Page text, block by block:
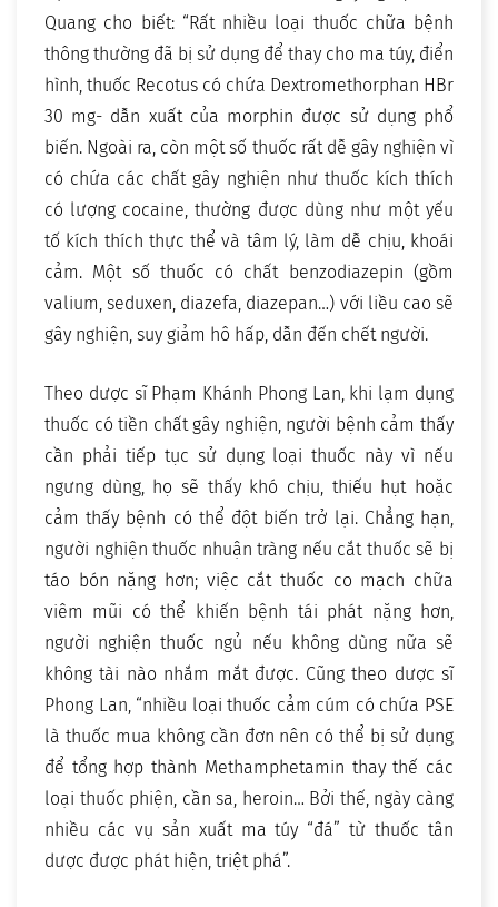
Quang cho biết: “Rất nhiều loại thuốc chữa bệnh
thông thường đã bị sử dụng để thay cho ma túy, điển
hình, thuốc Recotus có chứa Dextromethorphan HBr
30 mg- dẫn xuất của morphin được sử dụng phổ
biến. Ngoài ra, còn một số thuốc rất dễ gây nghiện vì
có chứa các chất gây nghiện như thuốc kích thích
có lượng cocaine, thường được dùng như một yếu
tố kích thích thực thể và tâm lý, làm dễ chịu, khoái
cảm. Một số thuốc có chất benzodiazepin (gồm
valium, seduxen, diazefa, diazepan…) với liều cao sẽ
gây nghiện, suy giảm hô hấp, dẫn đến chết người.
Theo dược sĩ Phạm Khánh Phong Lan, khi lạm dụng
thuốc có tiền chất gây nghiện, người bệnh cảm thấy
cần phải tiếp tục sử dụng loại thuốc này vì nếu
ngưng dùng, họ sẽ thấy khó chịu, thiếu hụt hoặc
cảm thấy bệnh có thể đột biến trở lại. Chẳng hạn,
người nghiện thuốc nhuận tràng nếu cắt thuốc sẽ bị
táo bón nặng hơn; việc cắt thuốc co mạch chữa
viêm mũi có thể khiến bệnh tái phát nặng hơn,
người nghiện thuốc ngủ nếu không dùng nữa sẽ
không tài nào nhắm mắt được. Cũng theo dược sĩ
Phong Lan, “nhiều loại thuốc cảm cúm có chứa PSE
là thuốc mua không cần đơn nên có thể bị sử dụng
để tổng hợp thành Methamphetamin thay thế các
loại thuốc phiện, cần sa, heroin… Bởi thế, ngày càng
nhiều các vụ sản xuất ma túy “đá” từ thuốc tân
dược được phát hiện, triệt phá”.